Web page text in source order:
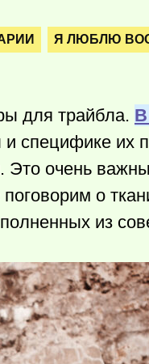
Я ЛЮБЛЮ
для трайбла.
и специфике
очень
о
из